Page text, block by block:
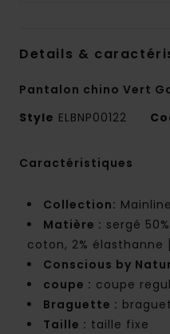
Details &
Pantalon chino Vert
Style ELBNP00122
Caractéristiques
Collection: Mainline
Matière : sergé
coton, 2% élasthanne
Conscious by
coupe : coupe
Braguette :
Taille : taille fixe